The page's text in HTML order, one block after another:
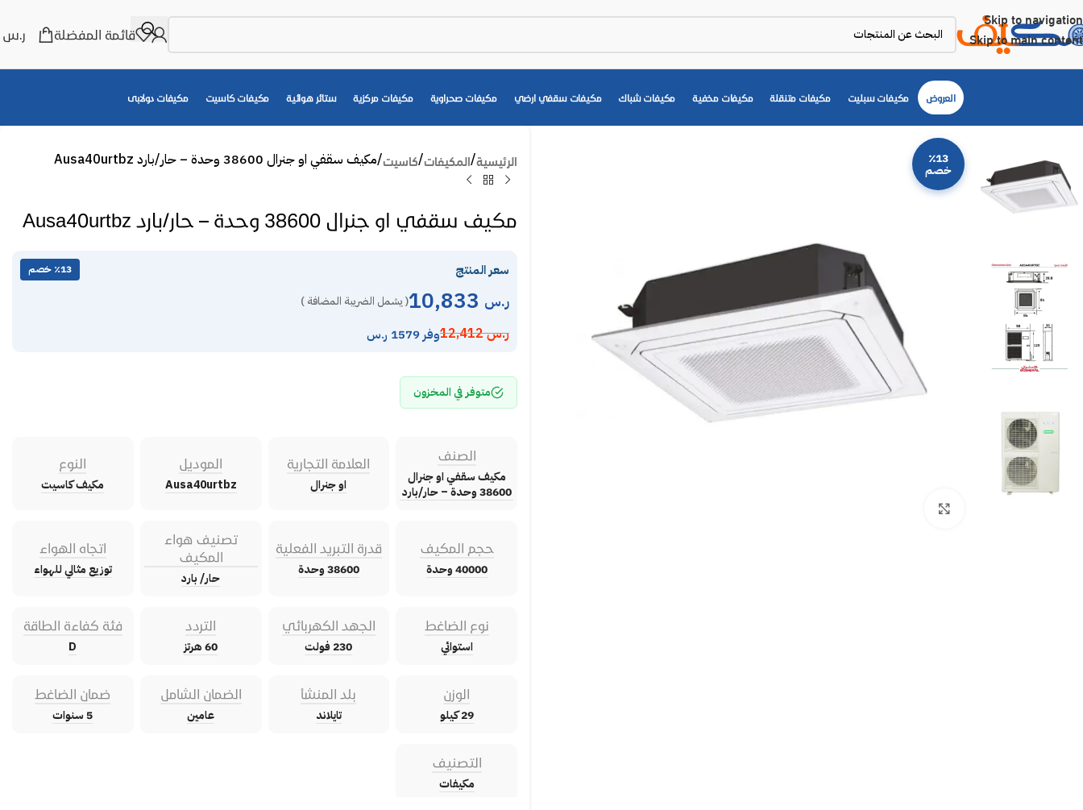
Skip to navigation
Skip to main content
قائمة المفضلة ر.س
العروض مكيفات سبليت مكيفات متنقلة مكيفات مخفية مكيفات شباك مكيفات سقفي ارضي مكيفات صحراوية مكيفات مركزية ستائر هوائية مكيفات كاسيت مكيفات دولابى
٪13
خصم
الرئيسية المكيفات كاسيت مكيف سقفي او جنرال 38600 وحدة – حار/بارد Ausa40urtbz
مكيف سقفي او جنرال 38600 وحدة – حار/بارد Ausa40urtbz
سعر المنتج ٪13 خصم
ر.س ( يشمل الضريبة المضافة )
ر.س12,412 وفر 1579 ر.س
متوفر في المخزون
الصنف
مكيف سقفي او جنرال
38600 وحدة – حار/بارد
العلامة التجارية
او جنرال
الموديل
Ausa40urtbz
النوع
مكيف كاسيت
حجم المكيف
40000 وحدة
قدرة التبريد الفعلية
38600 وحدة
تصنيف هواء
المكيف
حار/ بارد
اتجاه الهواء
توزيع مثالي للهواء
نوع الضاغط
استوائي
الجهد الكهربائي
230 فولت
التردد
60 هرتز
فئة كفاءة الطاقة
D
الوزن
29 كيلو
بلد المنشأ
تايلاند
الضمان الشامل
عامين
ضمان الضاغط
5 سنوات
التصنيف
مكيفات